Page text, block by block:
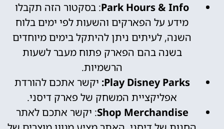
Park Hours & Info: בסקטור הזה תקבלו
מידע על הפארקים והשעות לפי ימים בלוח
השנה, לעיתים ניתן להיתקל בימים מיוחדים
בשנה בהם הפארק פתוח מעבר לשעות
הרשמיות.
Play Disney Parks: יקשר אתכם להורדת
אפליקציית המשחק של פארק דיסני.
Shop Merchandise: יקשר אתכם לאתר